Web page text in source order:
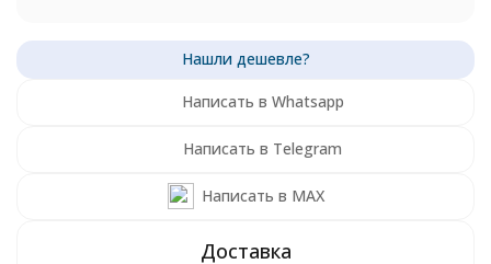
Написать в Whatsapp
Написать в Telegram
Написать в MAX